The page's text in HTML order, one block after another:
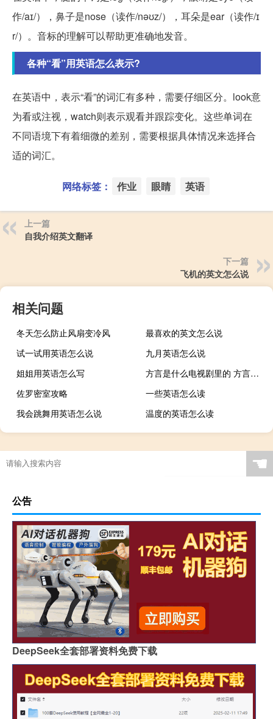
作/aɪ/），鼻子是nose（读作/nəʊz/），耳朵是ear（读作/ɪ
r/）。音标的理解可以帮助更准确地发音。
各种“看”用英语怎么表示?
在英语中，表示“看”的词汇有多种，需要仔细区分。look意
为看或注视，watch则表示观看并跟踪变化。这些单词在
不同语境下有着细微的差别，需要根据具体情况来选择合
适的词汇。
网络标签： 作业 眼睛 英语
上一篇
自我介绍英文翻译
下一篇
飞机的英文怎么说
相关问题
冬天怎么防止风扇变冷风
最喜欢的英文怎么说
试一试用英语怎么说
九月英语怎么说
姐姐用英语怎么写
方言是什么电视剧里的 方言是什么电视剧
佐罗密室攻略
一些英语怎么读
我会跳舞用英语怎么说
温度的英语怎么读
☚
公告
DeepSeek全套部署资料免费下载